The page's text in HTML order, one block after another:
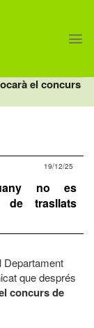
el concurs
19/12/25
no es
de trasllats
Departament
que després
concurs de